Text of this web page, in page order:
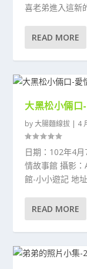
喜老弟進入這新
READ MORE
大黑松小倆
by大腸麵線拔 | 4
日期：102年4
情故事館 攝影
館-小小遊記 地
READ MORE